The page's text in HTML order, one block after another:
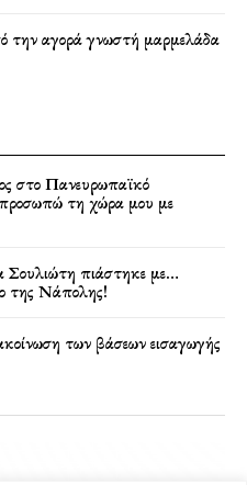
αγορά γνωστή μαρμελάδα
στο Πανευρωπαϊκό
τη χώρα μου με
πιάστηκε με…
της Νάπολης!
των βάσεων εισαγωγής